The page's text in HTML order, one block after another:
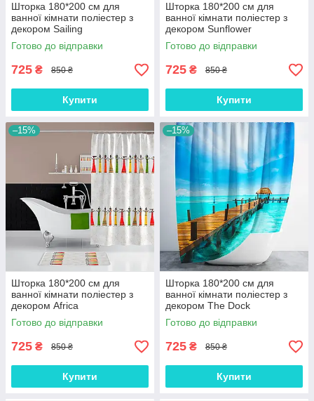
Шторка 180*200 см для
ванної кімнати поліестер з
декором Sailing
Готово до відправки
725 ₴ 850 ₴
Купити
Шторка 180*200 см для
ванної кімнати поліестер з
декором Sunflower
Готово до відправки
725 ₴ 850 ₴
Купити
–15%
Шторка 180*200 см для
ванної кімнати поліестер з
декором Africa
Готово до відправки
725 ₴ 850 ₴
Купити
–15%
Шторка 180*200 см для
ванної кімнати поліестер з
декором The Dock
Tropichome
Готово до відправки
725 ₴ 850 ₴
Купити